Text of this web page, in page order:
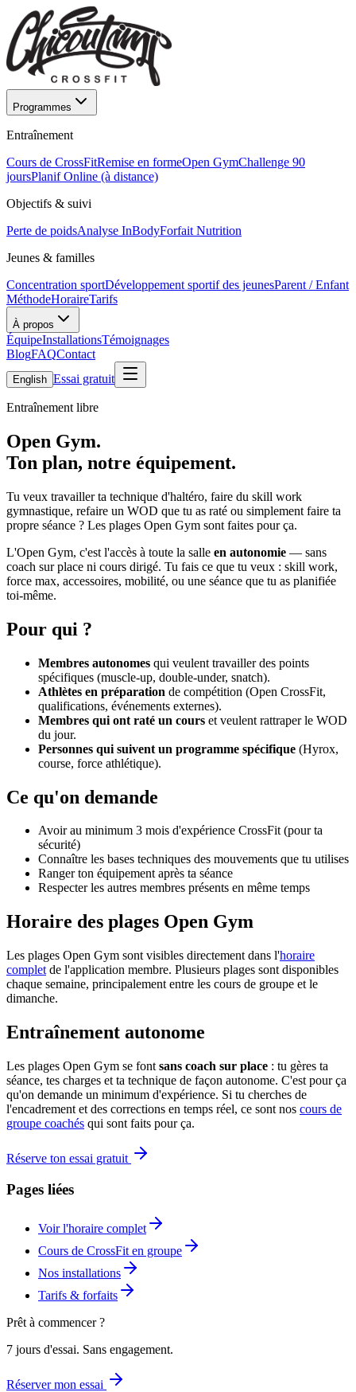
Programmes
Entraînement
Cours de CrossFitRemise en formeOpen GymChallenge 90
joursPlanif Online (à distance)
Objectifs & suivi
Perte de poidsAnalyse InBodyForfait Nutrition
Jeunes & familles
Concentration sportDéveloppement sportif des jeunesParent / Enfant
MéthodeHoraireTarifs
À propos
ÉquipeInstallationsTémoignages
BlogFAQContact
English Essai gratuit
Entraînement libre
Open Gym.
Ton plan, notre équipement.
Tu veux travailler ta technique d'haltéro, faire du skill work
gymnastique, refaire un WOD que tu as raté ou simplement faire ta
propre séance ? Les plages Open Gym sont faites pour ça.
L'Open Gym, c'est l'accès à toute la salle en autonomie — sans
coach sur place ni cours dirigé. Tu fais ce que tu veux : skill work,
force max, accessoires, mobilité, ou une séance que tu as planifiée
toi-même.
Pour qui ?
Membres autonomes qui veulent travailler des points
spécifiques (muscle-up, double-under, snatch).
Athlètes en préparation de compétition (Open CrossFit,
qualifications, événements externes).
Membres qui ont raté un cours et veulent rattraper le WOD
du jour.
Personnes qui suivent un programme spécifique (Hyrox,
course, force athlétique).
Ce qu'on demande
Avoir au minimum 3 mois d'expérience CrossFit (pour ta
sécurité)
Connaître les bases techniques des mouvements que tu utilises
Ranger ton équipement après ta séance
Respecter les autres membres présents en même temps
Horaire des plages Open Gym
Les plages Open Gym sont visibles directement dans l'horaire
complet de l'application membre. Plusieurs plages sont disponibles
chaque semaine, principalement entre les cours de groupe et le
dimanche.
Entraînement autonome
Les plages Open Gym se font sans coach sur place : tu gères ta
séance, tes charges et ta technique de façon autonome. C'est pour ça
qu'on demande un minimum d'expérience. Si tu cherches de
l'encadrement et des corrections en temps réel, ce sont nos cours de
groupe coachés qui sont faits pour ça.
Réserve ton essai gratuit
Pages liées
Voir l'horaire complet
Cours de CrossFit en groupe
Nos installations
Tarifs & forfaits
Prêt à commencer ?
7 jours d'essai. Sans engagement.
Réserver mon essai